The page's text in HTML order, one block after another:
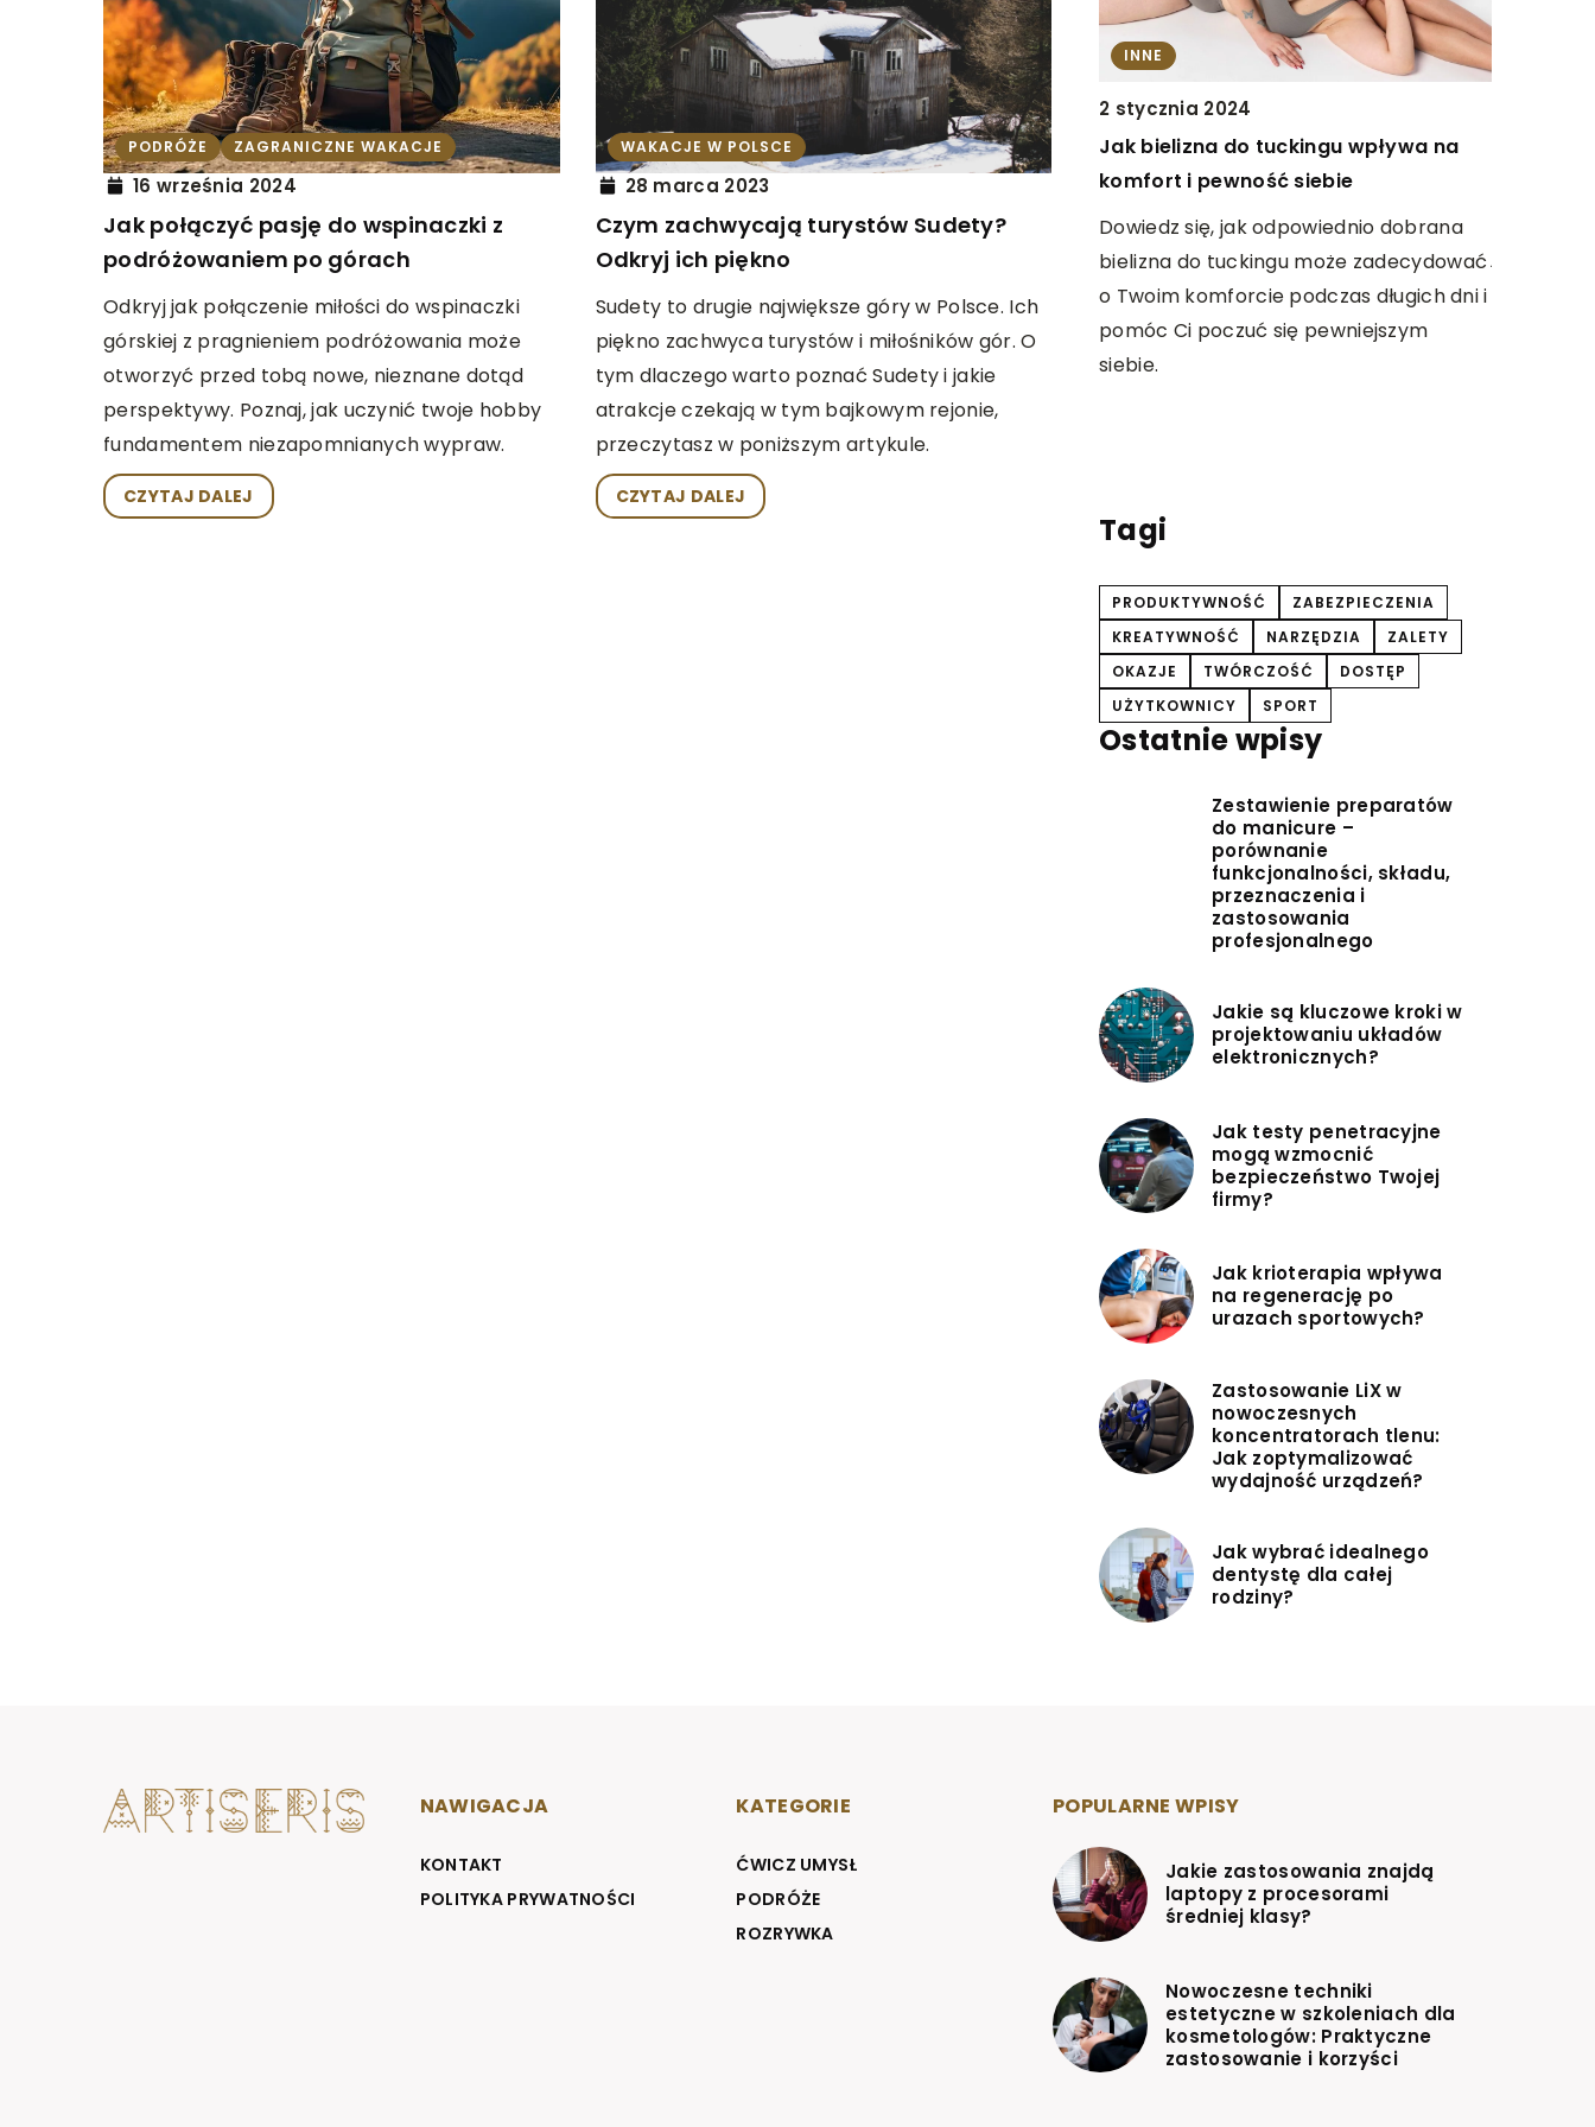
PODRÓŻE ZAGRANICZNE WAKACJE
16 września 2024
Jak połączyć pasję do wspinaczki z
podróżowaniem po górach
Odkryj jak połączenie miłości do wspinaczki
górskiej z pragnieniem podróżowania może
otworzyć przed tobą nowe, nieznane dotąd
perspektywy. Poznaj, jak uczynić twoje hobby
fundamentem niezapomnianych wypraw.
CZYTAJ DALEJ
WAKACJE W POLSCE
28 marca 2023
Czym zachwycają turystów Sudety?
Odkryj ich piękno
Sudety to drugie największe góry w Polsce. Ich
piękno zachwyca turystów i miłośników gór. O
tym dlaczego warto poznać Sudety i jakie
atrakcje czekają w tym bajkowym rejonie,
przeczytasz w poniższym artykule.
CZYTAJ DALEJ
ĆWICZ UMYSŁ
30 czerwca 2026
Warcaby: Sztuka Strategicznego
Myślenia i Relaksu w Jednym
Odkryj, jak warcaby mogą rozwijać
zdolności strategicznego myślenia,
jednocześnie dostarczając rozrywki i
INNE
Jakie korzyści niesie za sobą zmiana
operatora domeny?
Zastanawiasz się nad zmianą operatora
domeny? Dowiedz się, jakie korzyści
może przynieść ten krok, w tym lepsze
wsparcie techniczne, korzystniejsze
ceny oraz większą elastyczność w
zarządzaniu domenami.
INNE
2 stycznia 2024
Jak bielizna do tuckingu wpływa na
komfort i pewność siebie
Dowiedz się, jak odpowiednio dobrana
bielizna do tuckingu może zadecydować
o Twoim komforcie podczas długich dni i
pomóc Ci poczuć się pewniejszym
siebie.
Tagi
PRODUKTYWNOŚĆ
ZABEZPIECZENIA
KREATYWNOŚĆ
NARZĘDZIA
ZALETY
OKAZJE
TWÓRCZOŚĆ
DOSTĘP
UŻYTKOWNICY
SPORT
Ostatnie wpisy
Zestawienie preparatów
do manicure –
porównanie
funkcjonalności, składu,
przeznaczenia i
zastosowania
profesjonalnego
Jakie są kluczowe kroki w
projektowaniu układów
elektronicznych?
Jak testy penetracyjne
mogą wzmocnić
bezpieczeństwo Twojej
firmy?
Jak krioterapia wpływa
na regenerację po
urazach sportowych?
Zastosowanie LiX w
nowoczesnych
koncentratorach tlenu:
Jak zoptymalizować
wydajność urządzeń?
Jak wybrać idealnego
dentystę dla całej
rodziny?
NAWIGACJA
KONTAKT
POLITYKA PRYWATNOŚCI
KATEGORIE
ĆWICZ UMYSŁ
PODRÓŻE
ROZRYWKA
POPULARNE WPISY
Jakie zastosowania znajdą
laptopy z procesorami
średniej klasy?
Nowoczesne techniki
estetyczne w szkoleniach dla
kosmetologów: Praktyczne
zastosowanie i korzyści